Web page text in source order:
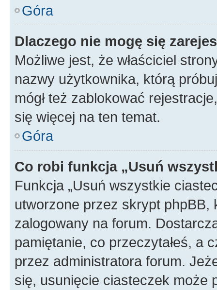
Góra
Dlaczego nie mogę się
Możliwe jest, że właściciel
nazwy użytkownika, którą
mógł też zablokować
się więcej na ten temat.
Góra
Co robi funkcja „Usuń
Funkcja „Usuń wszystkie
utworzone przez skrypt
zalogowany na forum.
pamiętanie, co przeczytałeś, a
przez administratora forum.
się, usunięcie ciasteczek może